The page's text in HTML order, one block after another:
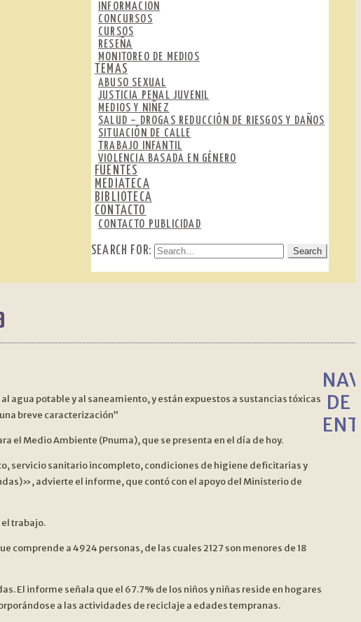
INFORMACIÓN
CONCURSOS
CURSOS
RESEÑA
MONITOREO DE MEDIOS
TEMAS
ABUSO SEXUAL
JUSTICIA PENAL JUVENIL
MEDIOS Y NIÑEZ
SALUD – DROGAS REDUCCIÓN DE RIESGOS Y DAÑOS
SITUACIÓN DE CALLE
TRABAJO INFANTIL
VIOLENCIA BASADA EN GÉNERO
FUENTES
MEDIATECA
BIBLIOTECA
CONTACTO
CONTACTO PUBLICIDAD
SEARCH FOR:
agua potable y al saneamiento, y están expuestos a sustancias tóxicas
breve caracterización”
el Medio Ambiente (Pnuma), que se presenta en el día de hoy.
servicio sanitario incompleto, condiciones de higiene deficitarias y
advierte el informe, que contó con el apoyo del Ministerio de
trabajo.
a 4924 personas, de las cuales 2127 son menores de 18
El informe señala que el 67.7% de los niños y niñas reside en hogares
a las actividades de reciclaje a edades tempranas.
DE